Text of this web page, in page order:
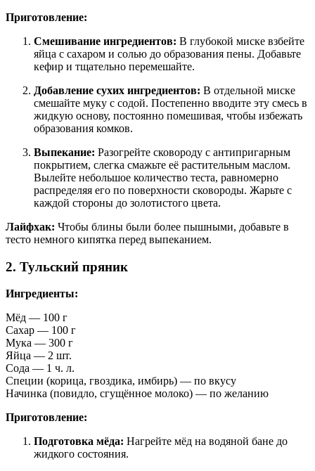
Приготовление:
Смешивание ингредиентов: В глубокой миске взбейте
яйца с сахаром и солью до образования пены. Добавьте
кефир и тщательно перемешайте.
Добавление сухих ингредиентов: В отдельной миске
смешайте муку с содой. Постепенно вводите эту смесь в
жидкую основу, постоянно помешивая, чтобы избежать
образования комков.
Выпекание: Разогрейте сковороду с антипригарным
покрытием, слегка смажьте её растительным маслом.
Вылейте небольшое количество теста, равномерно
распределяя его по поверхности сковороды. Жарьте с
каждой стороны до золотистого цвета.
Лайфхак: Чтобы блины были более пышными, добавьте в
тесто немного кипятка перед выпеканием.
2. Тульский пряник
Ингредиенты:
Мёд — 100 г
Сахар — 100 г
Мука — 300 г
Яйца — 2 шт.
Сода — 1 ч. л.
Специи (корица, гвоздика, имбирь) — по вкусу
Начинка (повидло, сгущённое молоко) — по желанию
Приготовление:
Подготовка мёда: Нагрейте мёд на водяной бане до
жидкого состояния.